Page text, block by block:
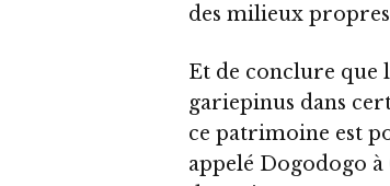
des milieux
Et de conclure que
gariepinus dans
ce patrimoine est
appelé Dogodogo